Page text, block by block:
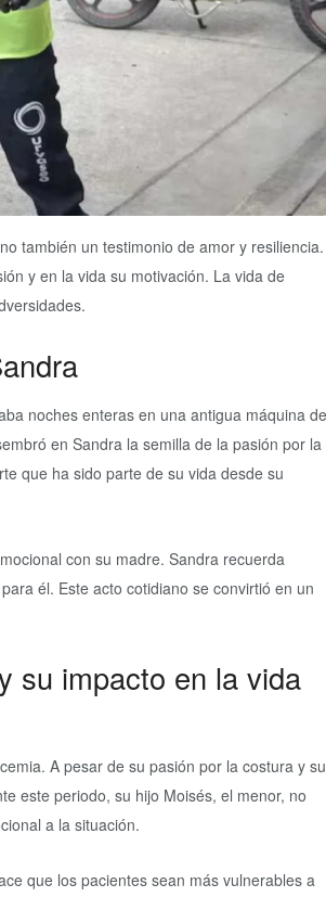
también un testimonio de amor y resiliencia.
y en la vida su motivación. La vida de
noches enteras en una antigua máquina de
en Sandra la semilla de la pasión por la
que ha sido parte de su vida desde su
con su madre. Sandra recuerda
él. Este acto cotidiano se convirtió en un
su impacto en la vida
A pesar de su pasión por la costura y su
este periodo, su hijo Moisés, el menor, no
a la situación.
que los pacientes sean más vulnerables a